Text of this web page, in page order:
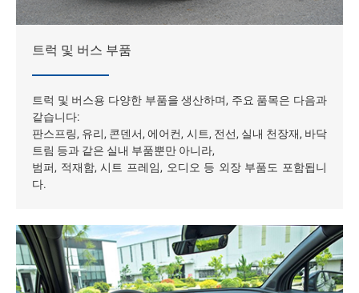
트럭 및 버스 부품
트럭 및 버스용 다양한 부품을 생산하며, 주요 품목은 다음과
같습니다:
판스프링, 유리, 콘덴서, 에어컨, 시트, 전선, 실내 천장재, 바닥
트림 등과 같은 실내 부품뿐만 아니라,
범퍼, 적재함, 시트 프레임, 오디오 등 외장 부품도 포함됩니
다.